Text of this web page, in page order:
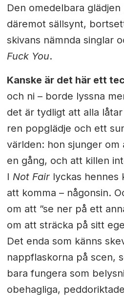
Den omedelbara
däremot sällsynt,
skivans nämnda singlar
Fuck You.
Kanske är det här ett
och ni – borde lyssna
det är tydligt att alla
ren popglädje och ett
världen: hon sjunger om
en gång, och att killen
I Not Fair lyckas hennes
att komma – någonsin.
om att ”se ner på ett
om att sträcka på sitt
Det enda som känns
nappflaskorna på scen,
bara fungera som
obehagliga,